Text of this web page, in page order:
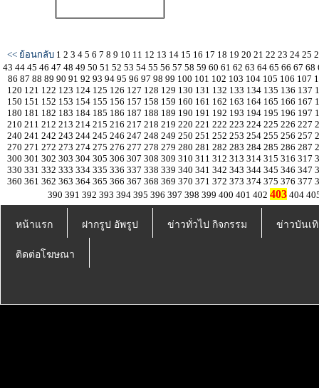
<< ย้อนกลับ 1 2 3 4 5 6 7 8 9 10 11 12 13 14 15 16 17 18 19 20 21 22 23 24 25
43 44 45 46 47 48 49 50 51 52 53 54 55 56 57 58 59 60 61 62 63 64 65 66 67 68
86 87 88 89 90 91 92 93 94 95 96 97 98 99 100 101 102 103 104 105 106 107
120 121 122 123 124 125 126 127 128 129 130 131 132 133 134 135 136 137
150 151 152 153 154 155 156 157 158 159 160 161 162 163 164 165 166 167
180 181 182 183 184 185 186 187 188 189 190 191 192 193 194 195 196 197
210 211 212 213 214 215 216 217 218 219 220 221 222 223 224 225 226 227
240 241 242 243 244 245 246 247 248 249 250 251 252 253 254 255 256 257
270 271 272 273 274 275 276 277 278 279 280 281 282 283 284 285 286 287
300 301 302 303 304 305 306 307 308 309 310 311 312 313 314 315 316 317
330 331 332 333 334 335 336 337 338 339 340 341 342 343 344 345 346 347
360 361 362 363 364 365 366 367 368 369 370 371 372 373 374 375 376 377
390 391 392 393 394 395 396 397 398 399 400 401 402 403 404
หน้าแรก ฝากรูป อัพรูป ข่าวทั่วไป กิจกรรม ข่าวบันเ
ติดต่อโฆษณา